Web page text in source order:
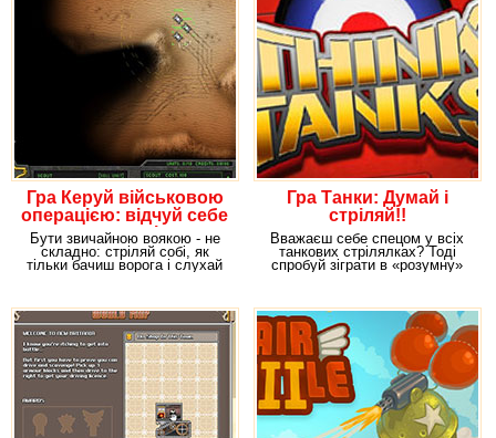
Гра Керуй військовою
операцією: відчуй себе
справжнім
полководцем!!
Бути звичайною воякою - не
складно: стріляй собі, як
тільки бачиш ворога і слухай
Гра Танки: Думай і
стріляй!!
Вважаєш себе спецом у всіх
танкових стрілялках? Тоді
спробуй зіграти в «розумну»